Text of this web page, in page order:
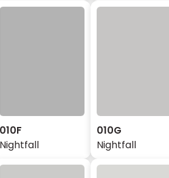
010F
Nightfall
010G
Nightfall